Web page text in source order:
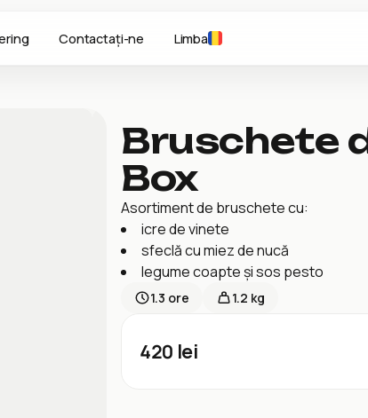
Contactați-ne Limba
Bruschete
Box
Asortiment de bruschete cu:
icre de vinete
sfeclă cu miez de nucă
legume coapte și sos pesto
1.3 ore 1.2 kg
420 lei